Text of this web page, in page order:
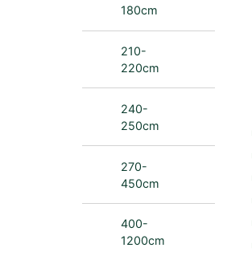
180cm
210-
220cm
240-
250cm
270-
450cm
400-
1200cm